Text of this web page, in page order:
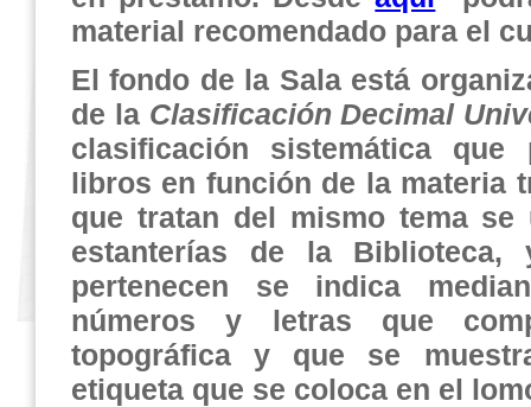
material recomendado para el
El fondo de la Sala está
de la Clasificación Decimal
clasificación sistemática que
libros en función de la materia
que tratan del mismo tema
estanterías de la
pertenecen se indica
números y letras que
topográfica y que se
etiqueta que se coloca en el